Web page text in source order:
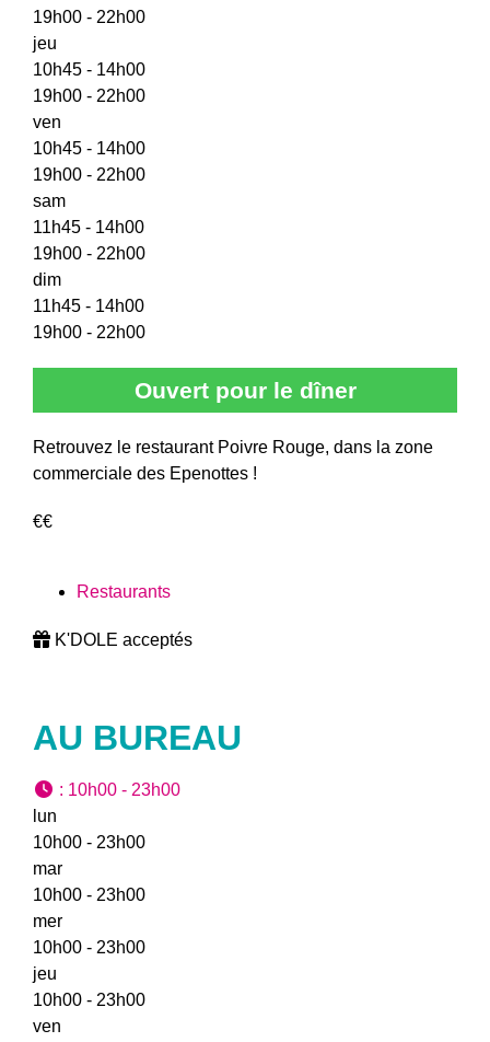
19h00 - 22h00
jeu
10h45 - 14h00
19h00 - 22h00
ven
10h45 - 14h00
19h00 - 22h00
sam
11h45 - 14h00
19h00 - 22h00
dim
11h45 - 14h00
19h00 - 22h00
Ouvert pour le dîner
Retrouvez le restaurant Poivre Rouge, dans la zone
commerciale des Epenottes !
€€
Restaurants
K'DOLE acceptés
AU BUREAU
: 10h00 - 23h00
lun
10h00 - 23h00
mar
10h00 - 23h00
mer
10h00 - 23h00
jeu
10h00 - 23h00
ven